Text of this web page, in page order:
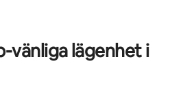
vänliga lägenhet i